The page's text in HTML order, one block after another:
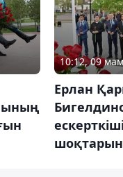
10:12, 09
Ерлан